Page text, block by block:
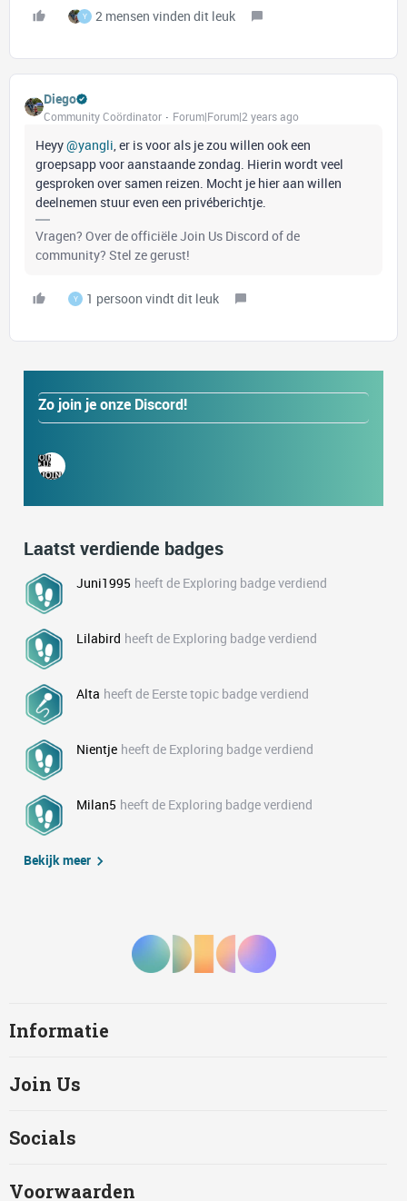
Y 2 mensen vinden dit leuk
Diego
Community Coördinator Forum|Forum|2 years ago
Heyy@yangli, er is voor als je zou willen ook een
groepsapp voor aanstaande zondag. Hierin wordt veel
gesproken over samen reizen. Mocht je hier aan willen
deelnemen stuur even een privéberichtje.
Vragen? Over de officiële Join Us Discord of de
community? Stel ze gerust!
Y 1 persoon vindt dit leuk
Zo join je onze Discord!
Laatst verdiende badges
Juni1995 heeft de Exploring badge verdiend
Lilabird heeft de Exploring badge verdiend
Alta heeft de Eerste topic badge verdiend
Nientje heeft de Exploring badge verdiend
Milan5 heeft de Exploring badge verdiend
Bekijk meer
Informatie
Join Us
Socials
Voorwaarden